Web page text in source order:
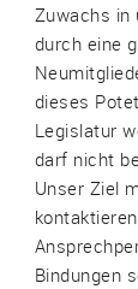
Zuwachs in
durch eine
dieses
Legislatur
darf nicht
Unser Ziel
Bindungen